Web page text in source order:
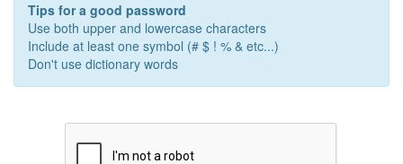
Tips for a good password
Use both upper and lowercase characters
Include at least one symbol (# $ ! % & etc...)
Don't use dictionary words